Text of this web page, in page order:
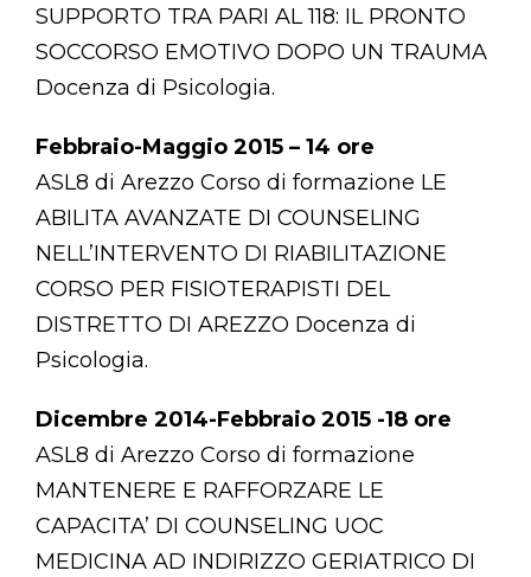
SUPPORTO TRA PARI AL 118: IL PRONTO
SOCCORSO EMOTIVO DOPO UN TRAUMA
Docenza di Psicologia.
Febbraio-Maggio 2015 – 14 ore
ASL8 di Arezzo Corso di formazione LE
ABILITA AVANZATE DI COUNSELING
NELL’INTERVENTO DI RIABILITAZIONE
CORSO PER FISIOTERAPISTI DEL
DISTRETTO DI AREZZO Docenza di
Psicologia.
Dicembre 2014-Febbraio 2015 -18 ore
ASL8 di Arezzo Corso di formazione
MANTENERE E RAFFORZARE LE
CAPACITA’ DI COUNSELING UOC
MEDICINA AD INDIRIZZO GERIATRICO DI